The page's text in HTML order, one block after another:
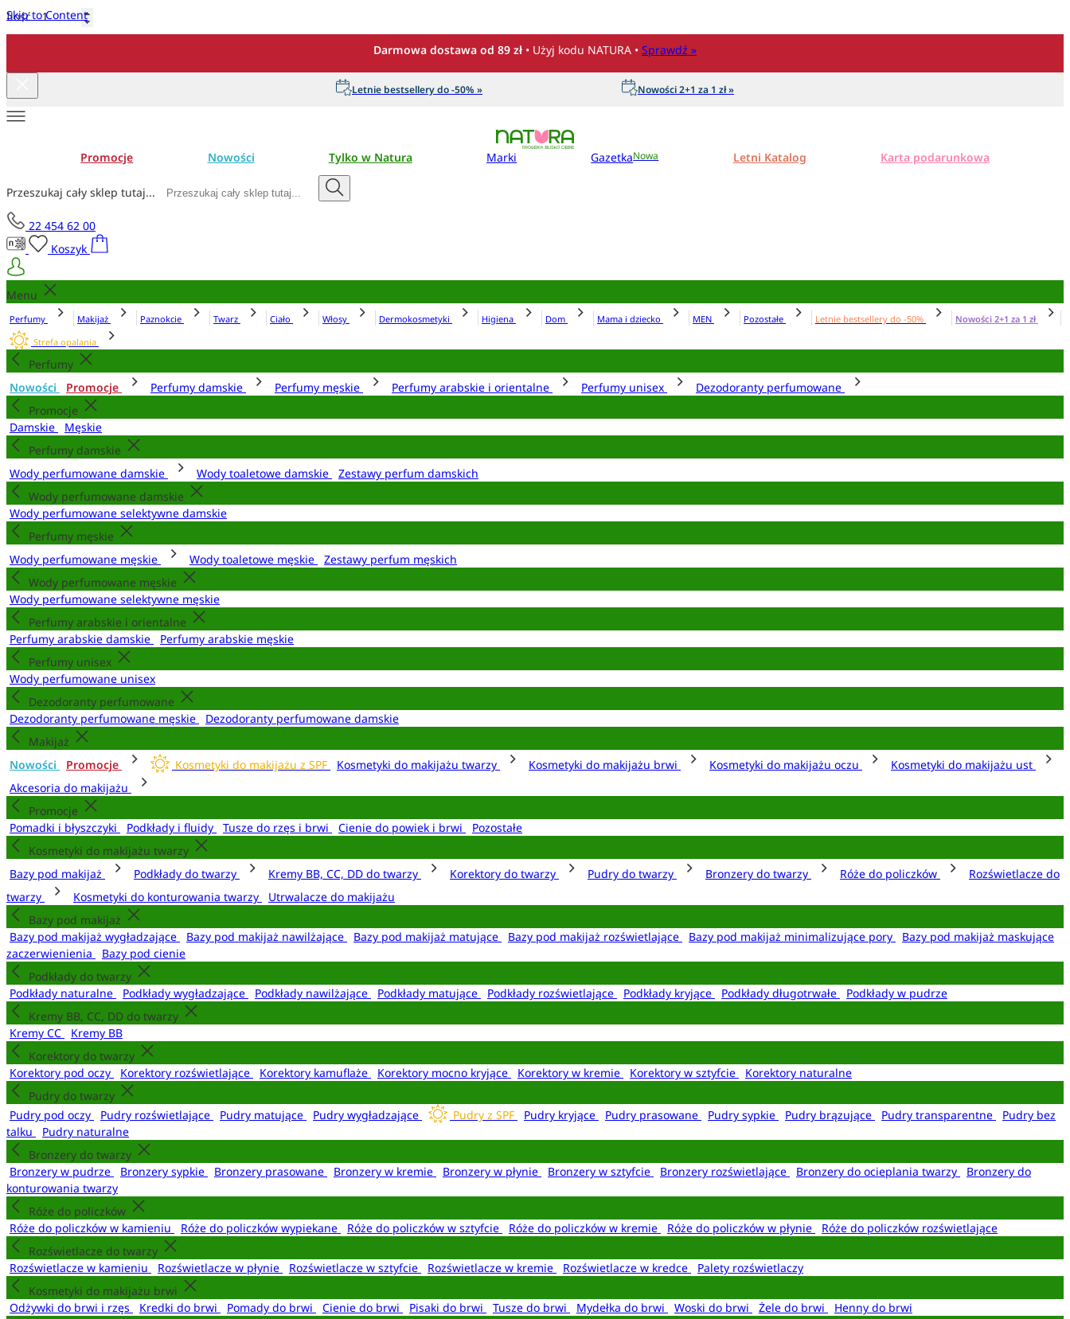
Skip to Content
Darmowa dostawa od 89 zł • Użyj kodu NATURA • Sprawdź »
Letnie bestsellery do -50% » Nowości 2+1 za 1 zł »
Promocje Nowości Tylko w Natura Marki GazetkaNowa Letni Katalog Karta podarunkowa
Przeszukaj cały sklep tutaj...
22 454 62 00
Koszyk
Menu
Perfumy Makijaż Paznokcie Twarz Ciało Włosy Dermokosmetyki Higiena Dom Mama i dziecko MEN Pozostałe Letnie bestsellery do -50%
Nowości 2+1 za 1 zł
Strefa opalania
Perfumy
Nowości
Promocje Perfumy damskie Perfumy męskie Perfumy arabskie i orientalne Perfumy unisex
Dezodoranty perfumowane
Promocje
Damskie
Męskie
Perfumy damskie
Wody perfumowane damskie
Wody toaletowe damskie
Zestawy perfum damskich
Wody perfumowane damskie
Wody perfumowane selektywne damskie
Perfumy męskie
Wody perfumowane męskie
Wody toaletowe męskie
Zestawy perfum męskich
Wody perfumowane męskie
Wody perfumowane selektywne męskie
Perfumy arabskie i orientalne
Perfumy arabskie damskie
Perfumy arabskie męskie
Perfumy unisex
Wody perfumowane unisex
Dezodoranty perfumowane
Dezodoranty perfumowane męskie
Dezodoranty perfumowane damskie
Makijaż
Nowości
Promocje Kosmetyki do makijażu z SPF Kosmetyki do makijażu twarzy Kosmetyki do makijażu brwi Kosmetyki do makijażu oczu
Kosmetyki do makijażu ust
Akcesoria do makijażu
Promocje
Pomadki i błyszczyki
Podkłady i fluidy Tusze do rzęs i brwi Cienie do powiek i brwi
Pozostałe
Kosmetyki do makijażu twarzy
Bazy pod makijaż
Podkłady do twarzy Kremy BB, CC, DD do twarzy Korektory do twarzy Pudry do twarzy Bronzery do twarzy Róże do policzków
Rozświetlacze do
twarzy
Kosmetyki do konturowania twarzy
Utrwalacze do makijażu
Bazy pod makijaż
Bazy pod makijaż wygładzające
Bazy pod makijaż nawilżające Bazy pod makijaż matujące Bazy pod makijaż rozświetlające Bazy pod makijaż minimalizujące pory
Bazy pod makijaż maskujące
zaczerwienienia
Bazy pod cienie
Podkłady do twarzy
Podkłady naturalne
Podkłady wygładzające Podkłady nawilżające Podkłady matujące Podkłady rozświetlające Podkłady kryjące Podkłady długotrwałe
Podkłady w pudrze
Kremy BB, CC, DD do twarzy
Kremy CC
Kremy BB
Korektory do twarzy
Korektory pod oczy
Korektory rozświetlające Korektory kamuflaże Korektory mocno kryjące Korektory w kremie Korektory w sztyfcie
Korektory naturalne
Pudry do twarzy
Pudry pod oczy
Pudry rozświetlające Pudry matujące Pudry wygładzające Pudry z SPF Pudry kryjące Pudry prasowane Pudry sypkie Pudry brązujące Pudry transparentne
Pudry bez
talku
Pudry naturalne
Bronzery do twarzy
Bronzery w pudrze
Bronzery sypkie Bronzery prasowane Bronzery w kremie Bronzery w płynie Bronzery w sztyfcie Bronzery rozświetlające Bronzery do ocieplania twarzy
Bronzery do
konturowania twarzy
Róże do policzków
Róże do policzków w kamieniu
Róże do policzków wypiekane Róże do policzków w sztyfcie Róże do policzków w kremie Róże do policzków w płynie
Róże do policzków rozświetlające
Rozświetlacze do twarzy
Rozświetlacze w kamieniu
Rozświetlacze w płynie Rozświetlacze w sztyfcie Rozświetlacze w kremie Rozświetlacze w kredce
Palety rozświetlaczy
Kosmetyki do makijażu brwi
Odżywki do brwi i rzęs
Kredki do brwi Pomady do brwi Cienie do brwi Pisaki do brwi Tusze do brwi Mydełka do brwi Woski do brwi Żele do brwi
Henny do brwi
Ilość